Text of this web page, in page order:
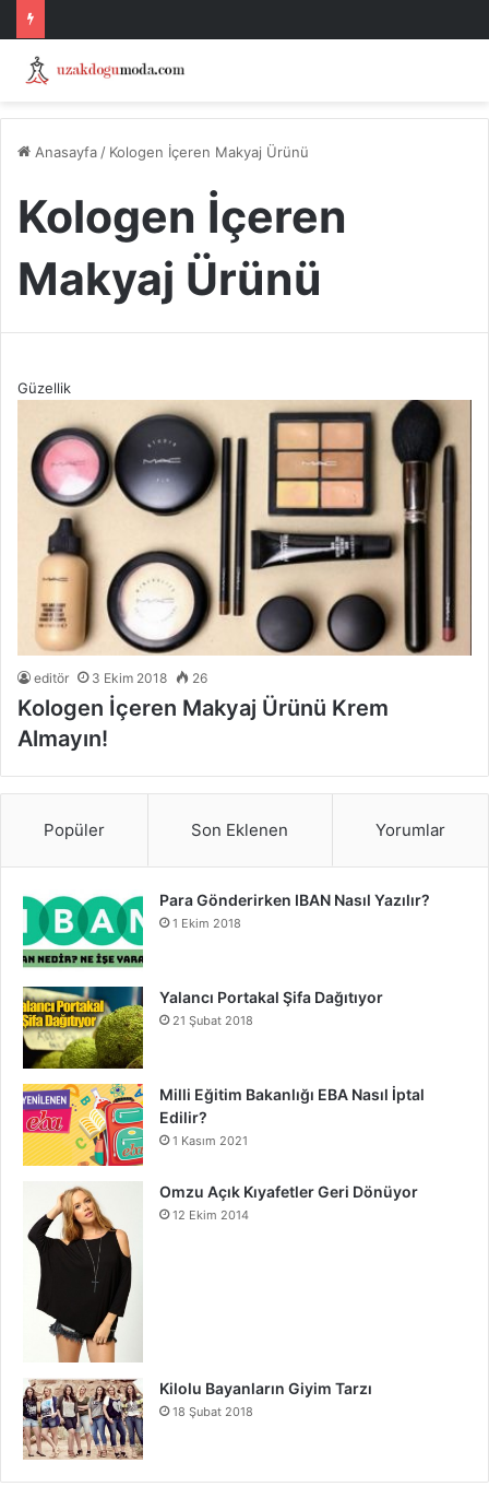
Anasayfa / Kologen İçeren Makyaj Ürünü
Kologen İçeren
Makyaj Ürünü
Güzellik
editör 3 Ekim 2018 26
Kologen İçeren Makyaj Ürünü Krem
Almayın!
Popüler Son Eklenen Yorumlar
Para Gönderirken IBAN Nasıl Yazılır?
1 Ekim 2018
Yalancı Portakal Şifa Dağıtıyor
21 Şubat 2018
Milli Eğitim Bakanlığı EBA Nasıl İptal
Edilir?
1 Kasım 2021
Omzu Açık Kıyafetler Geri Dönüyor
12 Ekim 2014
Kilolu Bayanların Giyim Tarzı
18 Şubat 2018